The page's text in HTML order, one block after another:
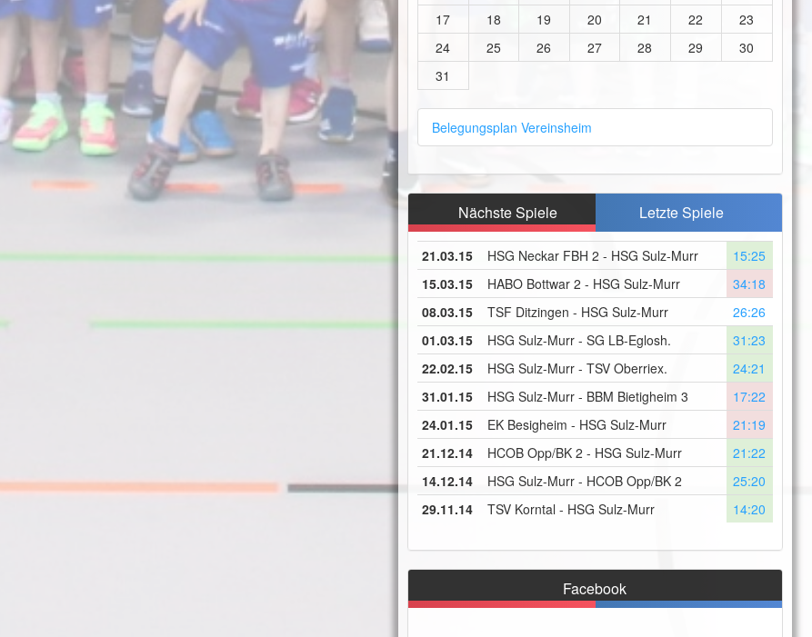
17
18 19 20 21 22
23
24
25 26 27 28 29
30
31
Belegungsplan Vereinsheim
Nächste Spiele Letzte Spiele
21.03.15 HSG Neckar FBH 2 - HSG Sulz-Murr
15:25
15.03.15
HABO Bottwar 2 - HSG Sulz-Murr
34:18
08.03.15
TSF Ditzingen - HSG Sulz-Murr
26:26
01.03.15
HSG Sulz-Murr - SG LB-Eglosh.
31:23
22.02.15
HSG Sulz-Murr - TSV Oberriex.
24:21
31.01.15
HSG Sulz-Murr - BBM Bietigheim 3
17:22
24.01.15
EK Besigheim - HSG Sulz-Murr
21:19
21.12.14
HCOB Opp/BK 2 - HSG Sulz-Murr
21:22
14.12.14
HSG Sulz-Murr - HCOB Opp/BK 2
25:20
29.11.14
TSV Korntal - HSG Sulz-Murr 14:20
Facebook